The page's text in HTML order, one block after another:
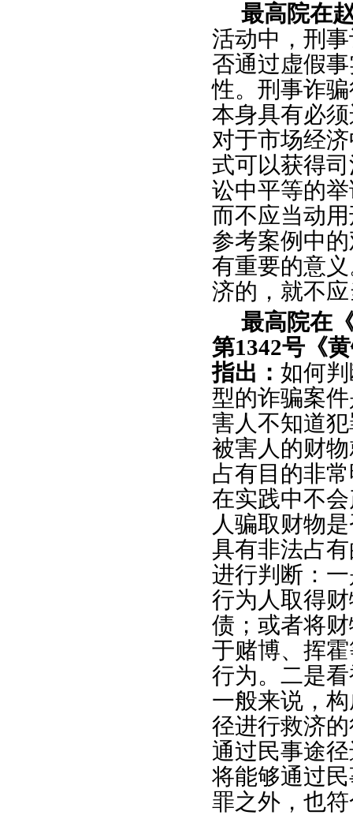
最高院在
活动中，刑
否通过虚假
性。刑事诈
本身具有必
对于市场经
式可以获得
讼中平等的
而不应当动
参考案例中
有重要的意
济的，就不
最高院在
第1342号《
指出： 如何
型的诈骗案
害人不知道
被害人的财
占有目的非
在实践中不
人骗取财物
具有非法占
进行判断：
行为人取得
债；或者将
于赌博、挥
行为。二是
一般来说，
径进行救济
通过民事途
将能够通过
罪之外，也